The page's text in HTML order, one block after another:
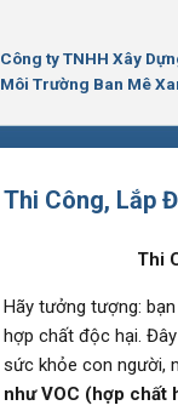
Công ty TNHH Xây
Môi Trường Ban Mê
Thi Công, Lắp
Thi
Hãy tưởng tượng:
hợp chất độc hại.
sức khỏe con người,
như VOC (hợp chất